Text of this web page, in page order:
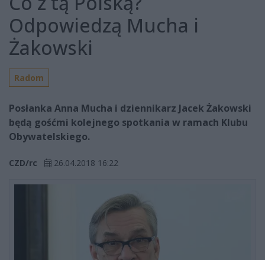
Odpowiedzą Mucha i
Żakowski
Radom
Posłanka Anna Mucha i dziennikarz Jacek Żakowski
będą gośćmi kolejnego spotkania w ramach Klubu
Obywatelskiego.
CZD/rc 26.04.2018 16:22